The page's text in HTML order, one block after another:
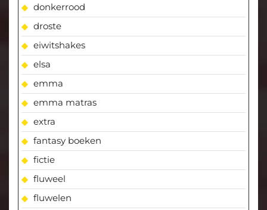
donkerrood
droste
eiwitshakes
elsa
emma
emma matras
extra
fantasy boeken
fictie
fluweel
fluwelen